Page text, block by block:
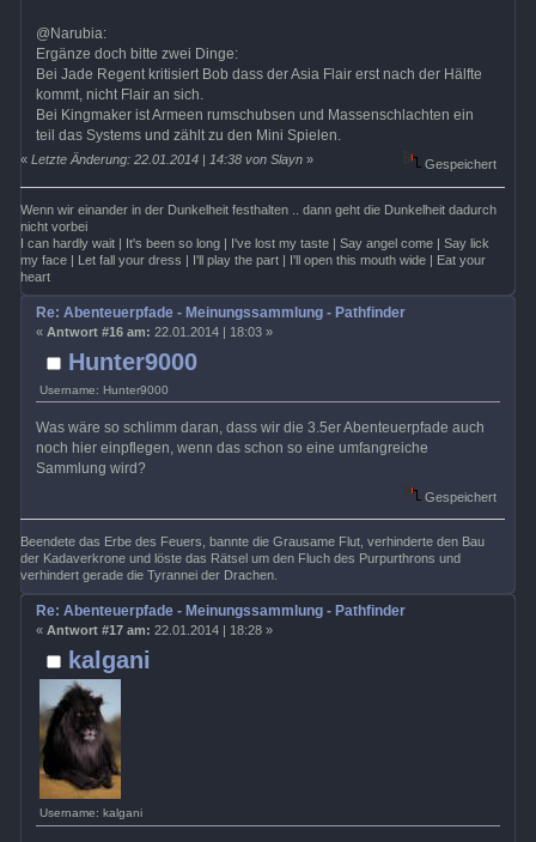
@Narubia:
Ergänze doch bitte zwei Dinge:
Bei Jade Regent kritisiert Bob dass der Asia Flair erst nach der Hälfte
kommt, nicht Flair an sich.
Bei Kingmaker ist Armeen rumschubsen und Massenschlachten ein
teil das Systems und zählt zu den Mini Spielen.
«Letzte Änderung: 22.01.2014 | 14:38 von Slayn » Gespeichert
Wenn wir einander in der Dunkelheit festhalten .. dann geht die Dunkelheit dadurch
nicht vorbei
I can hardly wait | It's been so long | I've lost my taste | Say angel come | Say lick
my face | Let fall your dress | I'll play the part | I'll open this mouth wide | Eat your
heart
Hunter9000
Username: Hunter9000
Re: Abenteuerpfade - Meinungssammlung - Pathfinder
« Antwort #16 am: 22.01.2014 | 18:03 »
Was wäre so schlimm daran, dass wir die 3.5er Abenteuerpfade auch
noch hier einpflegen, wenn das schon so eine umfangreiche
Sammlung wird?
Gespeichert
Beendete das Erbe des Feuers, bannte die Grausame Flut, verhinderte den Bau
der Kadaverkrone und löste das Rätsel um den Fluch des Purpurthrons und
verhindert gerade die Tyrannei der Drachen.
kalgani
Username: kalgani
Re: Abenteuerpfade - Meinungssammlung - Pathfinder
« Antwort #17 am: 22.01.2014 | 18:28 »